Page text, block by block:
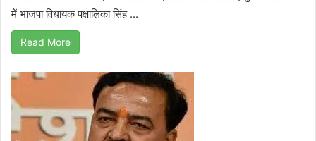
में भाजपा विधायक पक्षालिका सिंह ...
Read More